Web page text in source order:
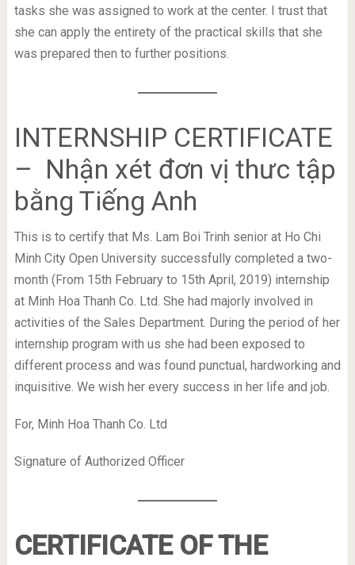
tasks she was assigned to work at the center. I trust that
she can apply the entirety of the practical skills that she
was prepared then to further positions.
INTERNSHIP CERTIFICATE
– Nhận xét đơn vị thưc tập
bằng Tiếng Anh
This is to certify that Ms. Lam Boi Trinh senior at Ho Chi
Minh City Open University successfully completed a two-
month (From 15th February to 15th April, 2019) internship
at Minh Hoa Thanh Co. Ltd. She had majorly involved in
activities of the Sales Department. During the period of her
internship program with us she had been exposed to
different process and was found punctual, hardworking and
inquisitive. We wish her every success in her life and job.
For, Minh Hoa Thanh Co. Ltd
Signature of Authorized Officer
CERTIFICATEOF THE